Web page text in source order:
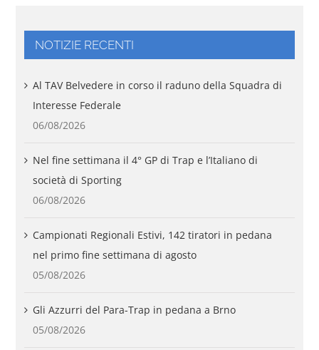
NOTIZIE RECENTI
Al TAV Belvedere in corso il raduno della Squadra di
Interesse Federale
06/08/2026
Nel fine settimana il 4° GP di Trap e l’Italiano di
società di Sporting
06/08/2026
Campionati Regionali Estivi, 142 tiratori in pedana
nel primo fine settimana di agosto
05/08/2026
Gli Azzurri del Para-Trap in pedana a Brno
05/08/2026